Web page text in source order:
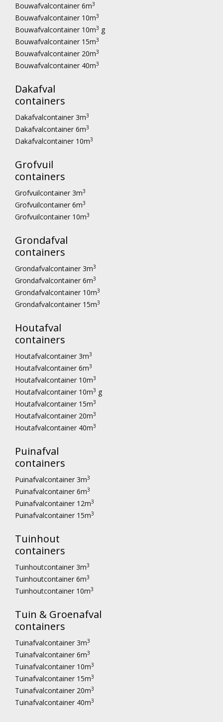
Bouwafvalcontainer 6m3
Bouwafvalcontainer 10m3
Bouwafvalcontainer 10m3 g
Bouwafvalcontainer 15m3
Bouwafvalcontainer 20m3
Bouwafvalcontainer 40m3
Dakafval
containers
Dakafvalcontainer 3m3
Dakafvalcontainer 6m3
Dakafvalcontainer 10m3
Grofvuil
containers
Grofvuilcontainer 3m3
Grofvuilcontainer 6m3
Grofvuilcontainer 10m3
Grondafval
containers
Grondafvalcontainer 3m3
Grondafvalcontainer 6m3
Grondafvalcontainer 10m3
Grondafvalcontainer 15m3
Houtafval
containers
Houtafvalcontainer 3m3
Houtafvalcontainer 6m3
Houtafvalcontainer 10m3
Houtafvalcontainer 10m3 g
Houtafvalcontainer 15m3
Houtafvalcontainer 20m3
Houtafvalcontainer 40m3
Puinafval
containers
Puinafvalcontainer 3m3
Puinafvalcontainer 6m3
Puinafvalcontainer 12m3
Puinafvalcontainer 15m3
Tuinhout
containers
Tuinhoutcontainer 3m3
Tuinhoutcontainer 6m3
Tuinhoutcontainer 10m3
Tuin & Groenafval
containers
Tuinafvalcontainer 3m3
Tuinafvalcontainer 6m3
Tuinafvalcontainer 10m3
Tuinafvalcontainer 15m3
Tuinafvalcontainer 20m3
Tuinafvalcontainer 40m3